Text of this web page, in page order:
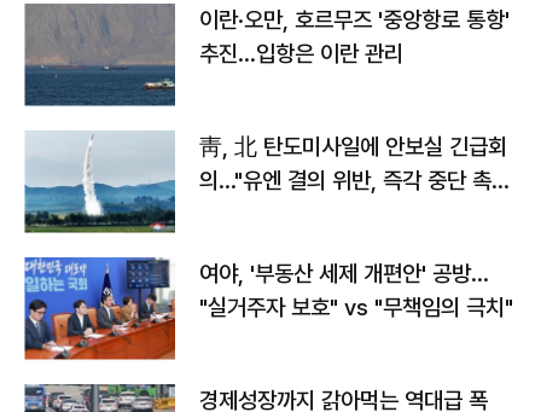
이란·오만, 호르무즈 '중앙항로 통항'
추진…입항은 이란 관리
靑, 北 탄도미사일에 안보실 긴급회
의…"유엔 결의 위반, 즉각 중단 촉
여야, '부동산 세제 개편안' 공방…
"실거주자 보호" vs "무책임의 극치"
경제성장까지 갉아먹는 역대급 폭